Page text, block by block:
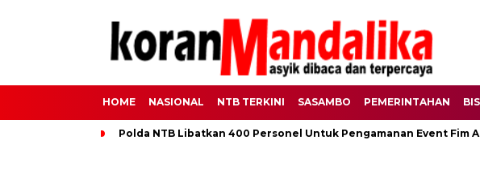
HOME NASIONAL NTB TERKINI SASAMBO PEMERINTAHAN
Polda NTB Libatkan 400 Personel Untuk Pengamanan Event Fim